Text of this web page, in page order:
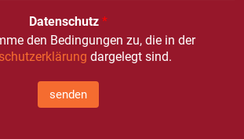
Datenschutz *
den Bedingungen zu, die in der
dargelegt sind.
senden